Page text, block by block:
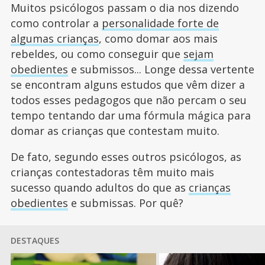
Muitos psicólogos passam o dia nos dizendo
como controlar a personalidade forte de
algumas crianças, como domar aos mais
rebeldes, ou como conseguir que sejam
obedientes e submissos... Longe dessa vertente
se encontram alguns estudos que vêm dizer a
todos esses pedagogos que não percam o seu
tempo tentando dar uma fórmula mágica para
domar as crianças que contestam muito.
De fato, segundo esses outros psicólogos, as
crianças contestadoras têm muito mais
sucesso quando adultos do que as crianças
obedientes e submissas. Por quê?
DESTAQUES